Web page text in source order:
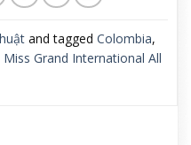
and tagged Colombia,
Miss Grand International All